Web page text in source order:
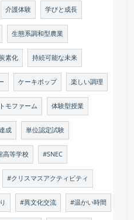
介護体験 学びと成長
生態系調和型農業
素化 持続可能な未来
ケーキポップ 楽しい調理
モファーム 体験型授業
成 単位認定試験
高等学校 #SNEC
#クリスマスアクティビティ
#異文化交流 #温かい時間